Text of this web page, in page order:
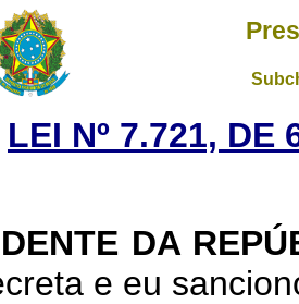
LEI Nº 7.721, DE
DA
e eu